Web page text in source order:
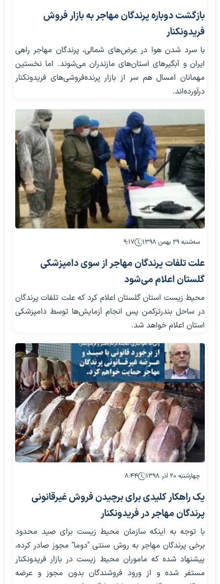
بازگشت دوباره پرندگان‌ مهاجر به بازار فروش
فریدونکنار
با سرد شدن هوا در عرض‌های شمالی، پرندگان مهاجر راهی
ایران و آبگیرهای استان‌های مازندران می‌شوند. اما نخستین
مهمانان امسال هم سر از بازار پرنده‌فروشی‌های فریدونکنار
درآورده‌اند.
سه‌شنبه ۲۹ بهمن ۱۳۹۸ ۹:۱۷
علت تلفات پرندگان مهاجر از سوی دامپزشکی
گلستان اعلام می‌شود
محیط زیست استان گلستان اعلام کرد که علت تلفات پرندگان
در ساحل بندرترکمن پس انجام آزمایش‌ها توسط دامپزشکی
استان اعلام خواهد شد.
چهارشنبه ۲۰ آذر ۱۳۹۸ ۸:۴۴
یک راهکار کلیدی برای برچیدن فروش غیرقانونی
پرندگان مهاجر در فریدونکنار
با توجه به اینکه سازمان محیط زیست برای صید محدود
برخی پرندگان مهاجر به روش سنتی "دوما" مجوز صادر کرده،
پیشنهاد شده که ماموران محیط زیست در بازار فریدونکنار
مستفر شده و از ورود فروشندگان بدون مجوز و عرضه